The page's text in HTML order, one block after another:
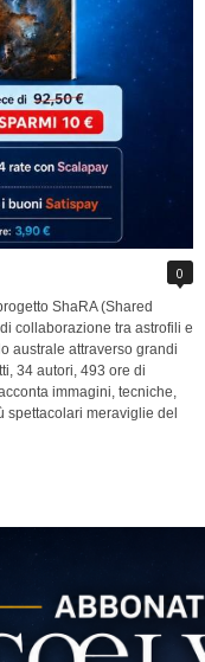
0
ShaRA (Shared
collaborazione tra astrofili e
australe attraverso grandi
34 autori, 493 ore di
immagini, tecniche,
meraviglie del